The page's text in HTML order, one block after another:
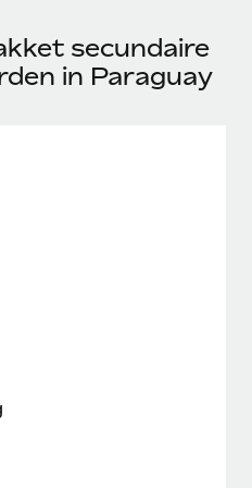
secundaire
in Paraguay